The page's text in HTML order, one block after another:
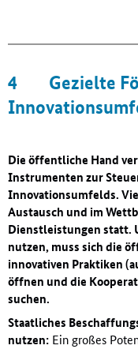
4
Gezielte
Die öffentliche Hand
Instrumenten zur
Innovationsumfelds.
Austausch und im
Dienstleistungen statt.
nutzen, muss sich die
innovativen Praktiken
öffnen und die
suchen.
Staatliches
nutzen: Ein großes